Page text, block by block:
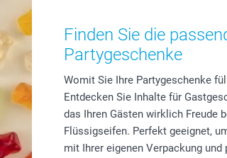
Finden Sie die
Partygeschenke
Womit Sie Ihre Partygeschenke
Entdecken Sie Inhalte für
das Ihren Gästen wirklich Freude
Flüssigseifen. Perfekt geeignet,
mit Ihrer eigenen Verpackung